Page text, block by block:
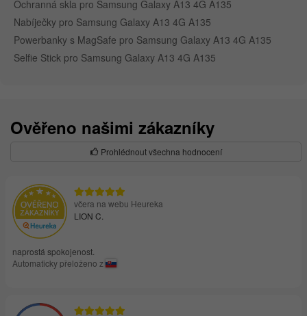
Ochranná skla pro Samsung Galaxy A13 4G A135
Nabíječky pro Samsung Galaxy A13 4G A135
Powerbanky s MagSafe pro Samsung Galaxy A13 4G A135
Selfie Stick pro Samsung Galaxy A13 4G A135
Ověřeno našimi zákazníky
Prohlédnout všechna hodnocení
včera na webu Heureka
LION C.
naprostá spokojenost.
Automaticky přeloženo z